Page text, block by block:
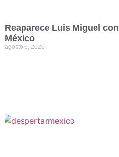
Reaparece Luis Miguel
México
agosto 6, 2026